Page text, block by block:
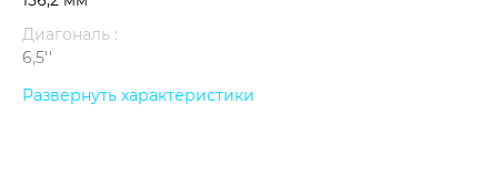
Диагональ :
6,5''
Контрастность :
Развернуть характеристики